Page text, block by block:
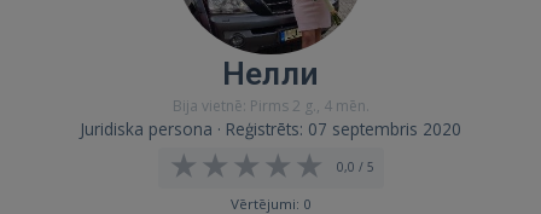
Нелли
Bija vietnē: Pirms 2 g., 4 mēn.
Juridiska persona · Reģistrēts: 07 septembris 2020
0,0 / 5
Vērtējumi: 0